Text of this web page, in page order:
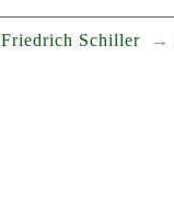
Friedrich Schiller